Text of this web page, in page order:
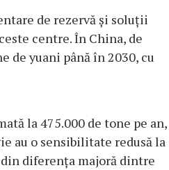
de rezervă și soluții
centre. În China, de
de yuani până în 2030, cu
la 475.000 de tone pe an,
au o sensibilitate redusă la
diferența majoră dintre